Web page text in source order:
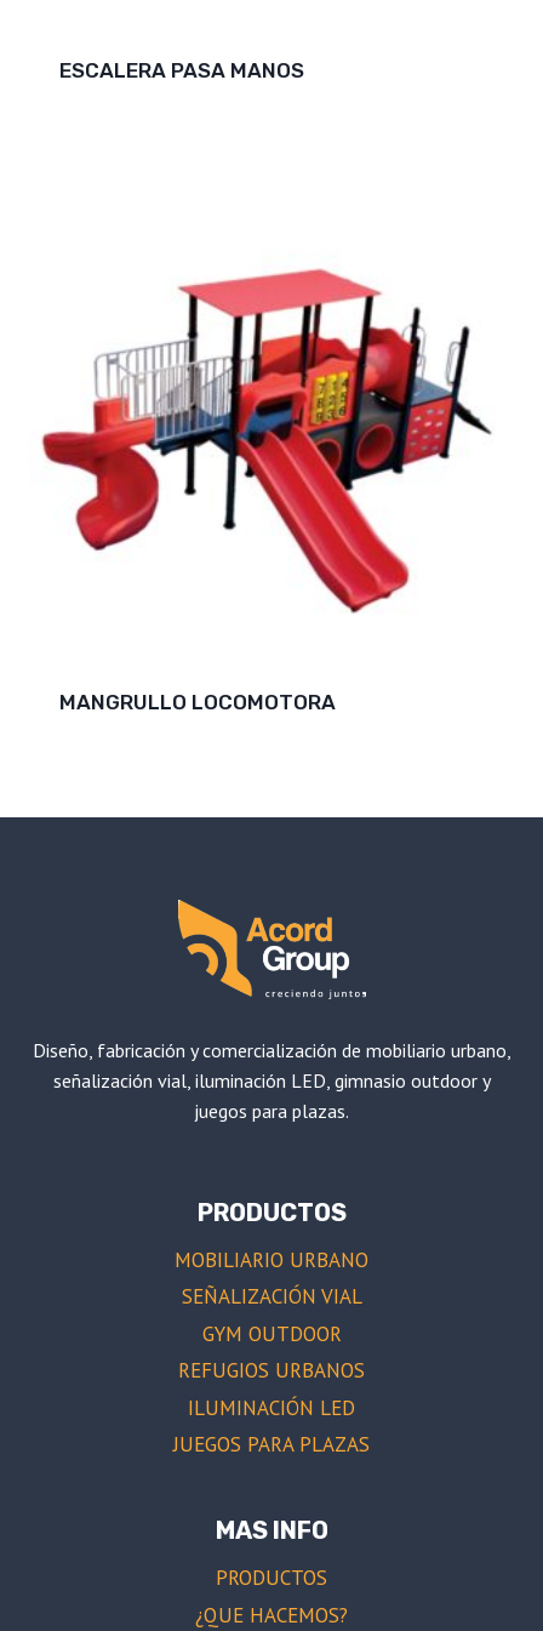
ESCALERA PASA MANOS
MANGRULLO LOCOMOTORA
Diseño, fabricación y comercialización de mobiliario urbano,
señalización vial, iluminación LED, gimnasio outdoor y
juegos para plazas.
PRODUCTOS
MOBILIARIO URBANO
SEÑALIZACIÓN VIAL
GYM OUTDOOR
REFUGIOS URBANOS
ILUMINACIÓN LED
JUEGOS PARA PLAZAS
MAS INFO
PRODUCTOS
¿QUE HACEMOS?